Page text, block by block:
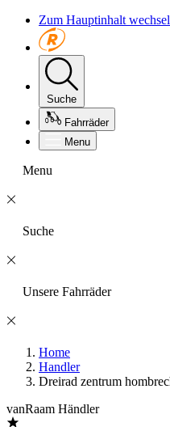
Zum Hauptinhalt
Suche
Fahrräder
Menu
Menu
Suche
Unsere Fahrräder
Home
Handler
Dreirad zentrum
vanRaam Händler